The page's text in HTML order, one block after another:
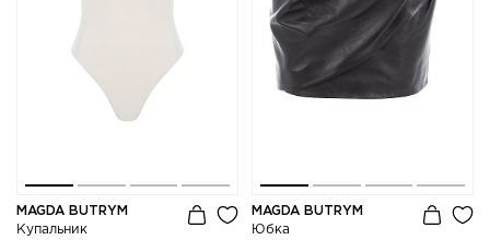
MAGDA BUTRYM
Купальник
MAGDA BUTRYM
Юбка